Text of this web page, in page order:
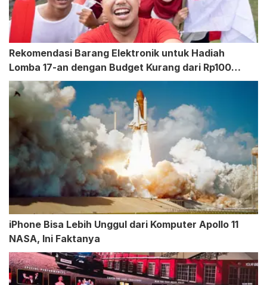
Rekomendasi Barang Elektronik untuk Hadiah
Lomba 17-an dengan Budget Kurang dari Rp100
Ribuan
iPhone Bisa Lebih Unggul dari Komputer Apollo 11
NASA, Ini Faktanya